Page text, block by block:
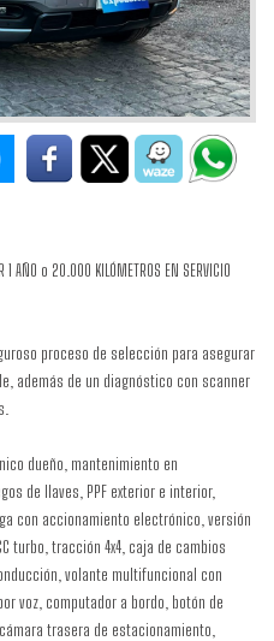
AÑO o 20.000 KILÓMETROS EN SERVICIO
proceso de selección para asegurar
además de un diagnóstico con scanner
dueño, mantenimiento en
de llaves, PPF exterior e interior,
con accionamiento electrónico, versión
turbo, tracción 4x4, caja de cambios
volante multifuncional con
voz, computador a bordo, botón de
trasera de estacionamiento,